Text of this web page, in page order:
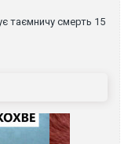
таємничу смерть 15